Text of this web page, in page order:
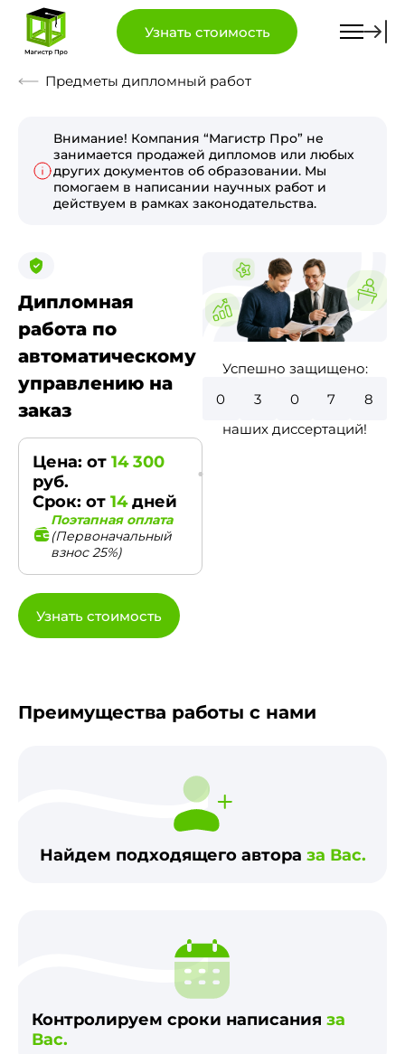
Узнать стоимость
Предметы дипломный работ
Внимание! Компания “Магистр Про” не
занимается продажей дипломов или любых
других документов об образовании. Мы
помогаем в написании научных работ и
действуем в рамках законодательства.
Дипломная
работа по
автоматическому
управлению на
заказ
Цена: от 14 300
руб.
Срок: от 14дней
Поэтапная оплата
(Первоначальный
взнос 25%)
Узнать стоимость
Успешно защищено:
6
1
5
3
0
наших диссертаций!
Преимущества работы с нами
Найдем подходящего автора за Вас.
Контролируем сроки написания за
Вас.